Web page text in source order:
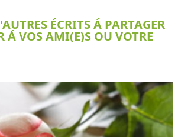
ÉCRITS Á PARTAGER
Á VOS AMI(E)S OU VOTRE